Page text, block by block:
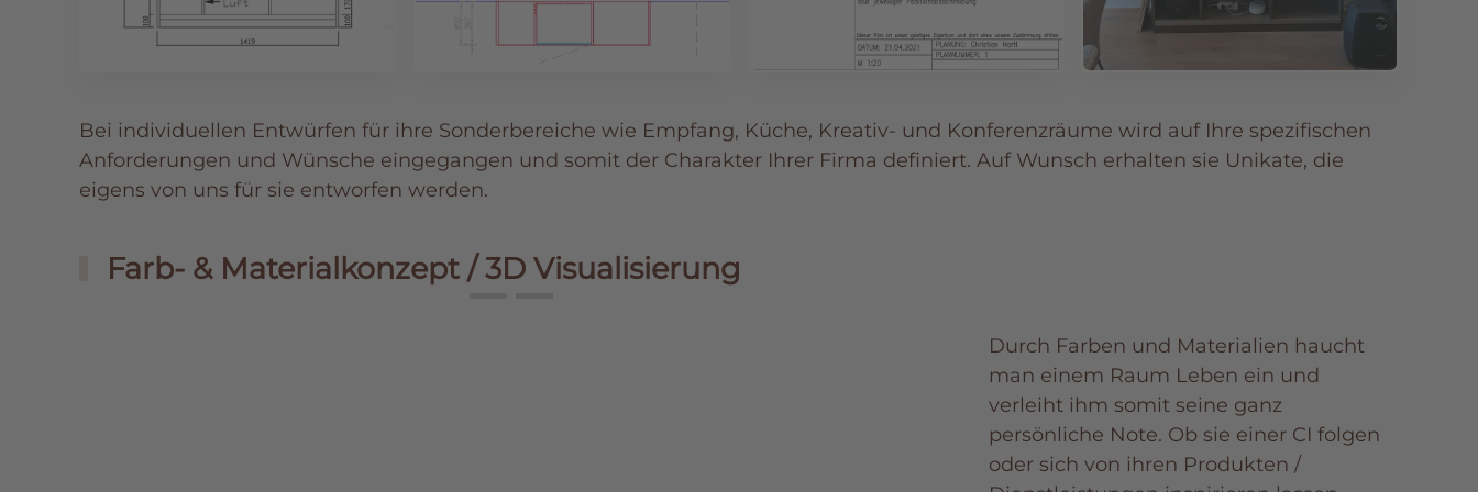
Bei individuellen Entwürfen für ihre Sonderbereiche wie Empfang, Küche, Kreativ- und Konferenzräume wird auf Ihre spezifischen
Anforderungen und Wünsche eingegangen und somit der Charakter Ihrer Firma definiert. Auf Wunsch erhalten sie Unikate, die
eigens von uns für sie entworfen werden.
Farb- & Materialkonzept / 3D Visualisierung
Durch Farben und Materialien haucht
man einem Raum Leben ein und
verleiht ihm somit seine ganz
persönliche Note. Ob sie einer CI folgen
oder sich von ihren Produkten /